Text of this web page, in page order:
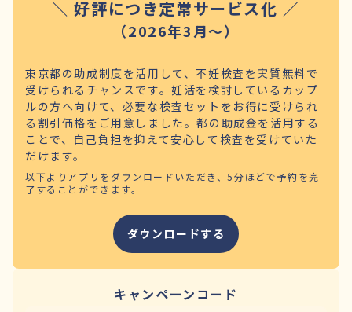
＼ 好評につき定常サービス化 ／
（2026年3月～）
東京都の助成制度を活用して、不妊検査を実質無料で
受けられるチャンスです。妊活を検討しているカップ
ルの方へ向けて、必要な検査セットをお得に受けられ
る割引価格をご用意しました。都の助成金を活用する
ことで、自己負担を抑えて安心して検査を受けていた
だけます。
以下よりアプリをダウンロードいただき、5分ほどで予約を完
了することができます。
ダウンロードする
キャンペーンコード